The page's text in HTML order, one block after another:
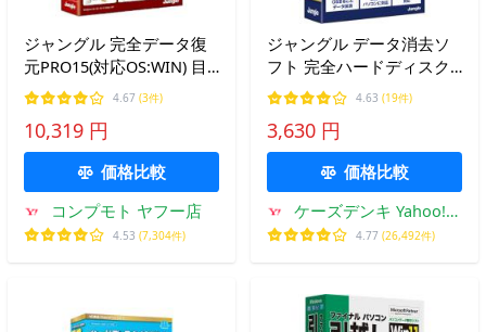
ジャングル 完全データ復
元PRO15(対応OS:WIN) 目
安在庫=△
4.67 (3件)
10,319 円
価格比較
コンプモト ヤフー店
4.53 (7,304件)
ジャングル データ消去ソ
フト 完全ハードディスク
抹消18
4.63 (19件)
3,630 円
価格比較
ケーズデンキ Yahoo!シ
ョップ
4.77 (26,492件)